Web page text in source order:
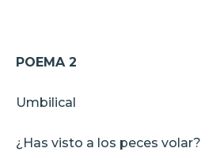
POEMA 2
Umbilical
¿Has visto a los peces volar?